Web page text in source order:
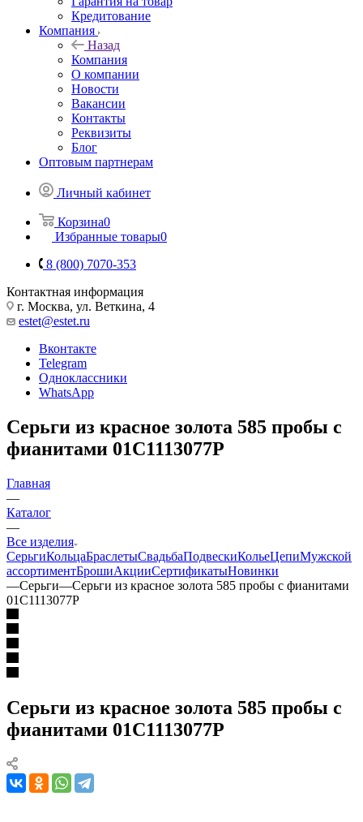
Кредитование
Компания
Назад
Компания
О компании
Новости
Вакансии
Контакты
Реквизиты
Блог
Оптовым партнерам
Личный кабинет
Корзина0
Избранные товары0
8 (800) 7070-353
Контактная информация
г. Москва, ул. Веткина, 4
estet@estet.ru
Вконтакте
Telegram
Одноклассники
WhatsApp
Серьги из красное золота 585 пробы с
фианитами 01С1113077Р
Главная
—
Каталог
—
Все изделия
СерьгиКольцаБраслетыСвадьбаПодвескиКольеЦепиМужской
ассортиментБрошиАкцииСертификатыНовинки
—Серьги—Серьги из красное золота 585 пробы с фианитами
01С1113077Р
Серьги из красное золота 585 пробы с
фианитами 01С1113077Р